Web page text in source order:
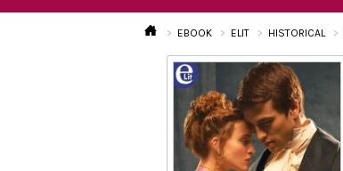
EBOOK ELIT HISTORICAL